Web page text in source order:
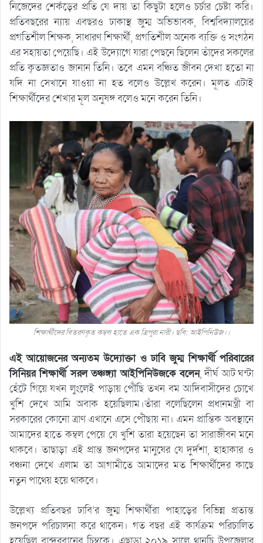
নিজেদের শেকঁড়ের প্রতি যে দায় তা কিছুটা হলেও চর্চার চেষ্টা করি।
প্রতিবছরের ন্যায় এবছরও ঢাকাস্থ জুম্ম অভিভাবক, বিশ্ববিদ্যালয়ের
প্রগতিশীল শিক্ষক, সাধারণ শিক্ষার্থী, প্রগতিশীল অনেক ব্যক্তি ও সংগঠন
এর সহায়তা পেয়েছি। এই উদ্যোগে যারা পেছনে ছিলেন তাঁদের সকলের
প্রতি কৃতজ্ঞতাও জানান তিনি। তবে এমন বঞ্চিত জীবন দেখা হতো না
যদি না সেখানে যাওয়া না হত বলেও উল্লেখ করেন। মূলত এটাই
শিক্ষার্থীদের শেখার মূল অনুষঙ্গ বলেও মনে করেন তিনি।
শিক্ষার্থীদের বিতরণকৃত কম্বল হাতে এক ত্রিপুরা নারী। ছবি: আইপিনিউজ।।
এই আয়োজনের অন্যতম উদ্যোক্তা ও ঢাবি জুম্ম শিক্ষার্থী পরিবারের
সিনিয়র শিক্ষার্থী সরল তঞ্চঙ্গ্যা আইপিনিউজকে বলেন, দীর্ঘ আট ঘন্টা
হেঁটে গিয়ে যখন লুংলেই পাড়ায় পৌঁছি তখন বম আদিবাসীদের চোখে
খুশি দেখে আমি অবাক হয়েছিলাম।তাঁরা বলেছিলেন প্রধানমন্ত্রী বা
সরকারের কোনো ত্রাণ এখানে এসে পৌঁছায় না। এমন প্রান্তিক অবস্থানে
আমাদের হাতে কম্বল পেয়ে যে খুশি তারা হয়েছেন তা সারাজীবন মনে
থাকবে। তাছাড়া এই প্রান্ত জনপদের মানুষের যে দুর্দশা, হাহাকার ও
বঞ্চনা দেখে এলাম তা আগামীতে আমাদের মত শিক্ষার্থীদের কাছে
নতুন পাথেয় হয়ে থাকবে।
উল্লেখ্য প্রতিবছর ঢাবি’র জুম্ম শিক্ষার্থীরা পাহাড়ের বিভিন্ন প্রত্যন্ত
জনপদে পরিচালনা করে থাকেন। গত বছর এই কার্যক্রম পরিচালিত